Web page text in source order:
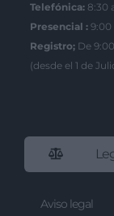
Telefónica: 8:30
Presencial : 9:00
Registro; De
(desde el 1 de
Aviso legal